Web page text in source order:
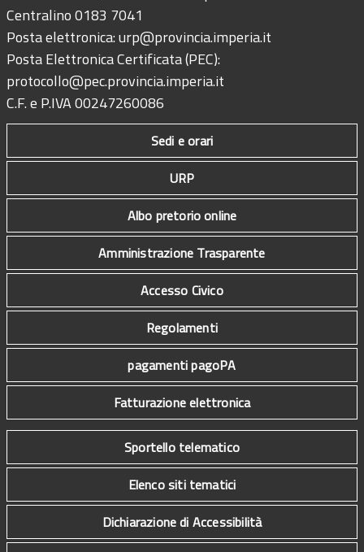
Centralino 0183 7041
Posta elettronica:urp@provincia.imperia.it
Posta Elettronica Certificata (PEC):
protocollo@pec.provincia.imperia.it
C.F. e P.IVA 00247260086
Sedi e orari
URP
Albo pretorio online
Amministrazione Trasparente
Accesso Civico
Regolamenti
pagamenti pagoPA
Fatturazione elettronica
Sportello telematico
Elenco siti tematici
Dichiarazione di Accessibilità